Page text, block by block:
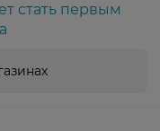
стать первым